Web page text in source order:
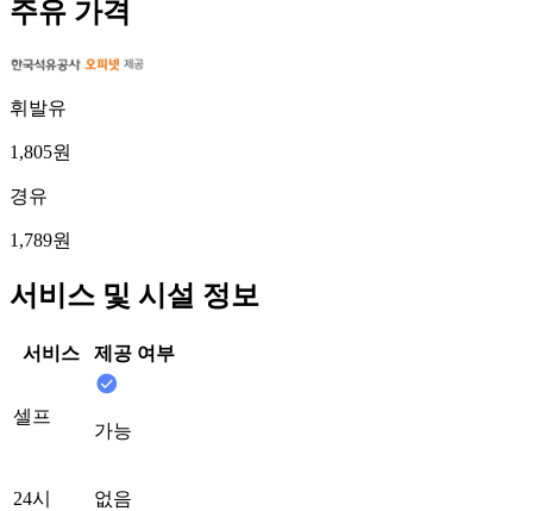
주유 가격
휘발유
1,805원
경유
1,789원
서비스 및 시설 정보
서비스 제공 여부
셀프
가능
24시 없음